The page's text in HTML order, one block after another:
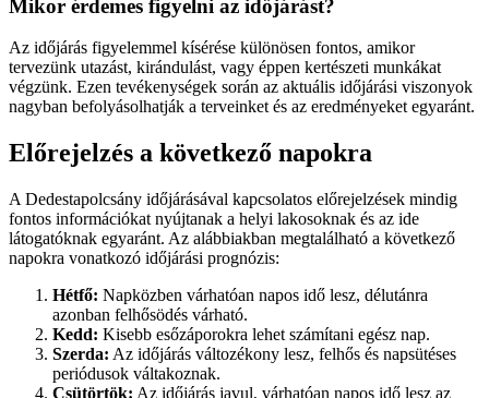
Mikor érdemes figyelni az időjárást?
Az időjárás figyelemmel kísérése különösen fontos, amikor
tervezünk utazást, kirándulást, vagy éppen kertészeti munkákat
végzünk. Ezen tevékenységek során az aktuális időjárási viszonyok
nagyban befolyásolhatják a terveinket és az eredményeket egyaránt.
Előrejelzés a következő napokra
A Dedestapolcsány időjárásával kapcsolatos előrejelzések mindig
fontos információkat nyújtanak a helyi lakosoknak és az ide
látogatóknak egyaránt. Az alábbiakban megtalálható a következő
napokra vonatkozó időjárási prognózis:
Hétfő: Napközben várhatóan napos idő lesz, délutánra
azonban felhősödés várható.
Kedd: Kisebb esőzáporokra lehet számítani egész nap.
Szerda: Az időjárás változékony lesz, felhős és napsütéses
periódusok váltakoznak.
Csütörtök: Az időjárás javul, várhatóan napos idő lesz az